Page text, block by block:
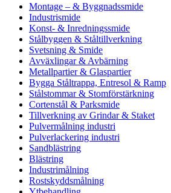
Montage – & Byggnadssmide
Industrismide
Konst- & Inredningssmide
Stålbyggen & Ståltillverkning
Svetsning & Smide
Avväxlingar & Avbärning
Metallpartier & Glaspartier
Bygga Ståltrappa, Entresol & Ramp
Stålstommar & Stomförstärkning
Cortenstål & Parksmide
Tillverkning av Grindar & Staket
Pulvermålning industri
Pulverlackering industri
Sandblästring
Blästring
Industrimålning
Rostskyddsmålning